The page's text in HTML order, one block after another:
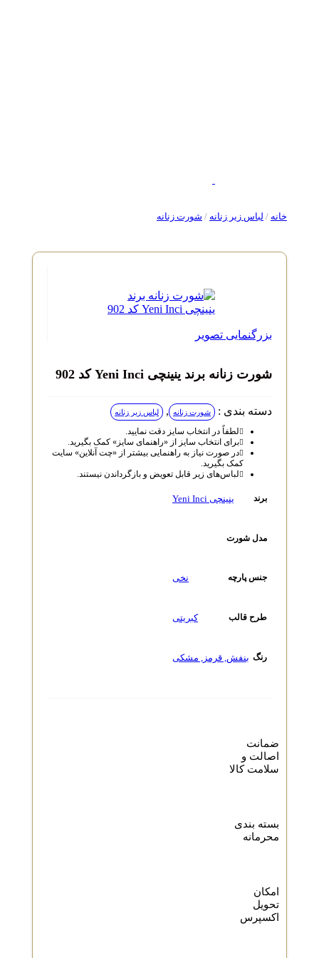
لباس زیر زنانه / شورت زنانه
بزرگنمایی تصویر
شورت زنانه برند ینینچی Yeni Inci کد 902
دسته بندی : شورت زنانه , لباس زیر زنانه
لطفاً در انتخاب سایز دقت نمایید.
برای انتخاب سایز از «راهنمای سایز» کمک بگیرید.
در صورت نیاز به راهنمایی بیشتر از «چت آنلاین» سایت
کمک بگیرید.
لباس‌های زیر قابل تعویض و بازگرداندن نیستند.
ینینچی Yeni Inci
مدل شورت
جنس پارچه
طرح قالب کبریتی
بنفش ,قرمز ,مشکی
ضمانت
اصالت و
سلامت کالا
بسته بندی
محرمانه
تحویل
اکسپرس